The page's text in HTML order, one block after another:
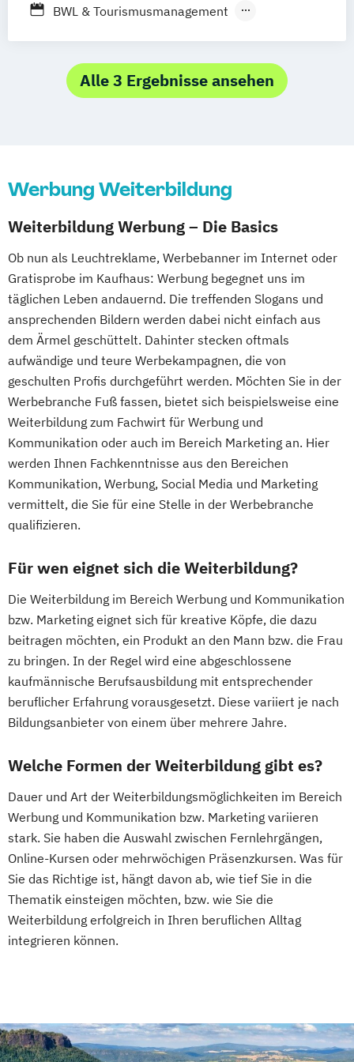
BWL & Tourismusmanagement
Marketing
Marketing & Sales Management
Alle 3 Ergebnisse ansehen
Werbung Weiterbildung
Weiterbildung Werbung – Die Basics
Ob nun als Leuchtreklame, Werbebanner im Internet oder
Gratisprobe im Kaufhaus: Werbung begegnet uns im
täglichen Leben andauernd. Die treffenden Slogans und
ansprechenden Bildern werden dabei nicht einfach aus
dem Ärmel geschüttelt. Dahinter stecken oftmals
aufwändige und teure Werbekampagnen, die von
geschulten Profis durchgeführt werden. Möchten Sie in der
Werbebranche Fuß fassen, bietet sich beispielsweise eine
Weiterbildung zum Fachwirt für Werbung und
Kommunikation oder auch im Bereich Marketing an. Hier
werden Ihnen Fachkenntnisse aus den Bereichen
Kommunikation, Werbung, Social Media und Marketing
vermittelt, die Sie für eine Stelle in der Werbebranche
qualifizieren.
Für wen eignet sich die Weiterbildung?
Die Weiterbildung im Bereich Werbung und Kommunikation
bzw. Marketing eignet sich für kreative Köpfe, die dazu
beitragen möchten, ein Produkt an den Mann bzw. die Frau
zu bringen. In der Regel wird eine abgeschlossene
kaufmännische Berufsausbildung mit entsprechender
beruflicher Erfahrung vorausgesetzt. Diese variiert je nach
Bildungsanbieter von einem über mehrere Jahre.
Welche Formen der Weiterbildung gibt es?
Dauer und Art der Weiterbildungsmöglichkeiten im Bereich
Werbung und Kommunikation bzw. Marketing variieren
stark. Sie haben die Auswahl zwischen Fernlehrgängen,
Online-Kursen oder mehrwöchigen Präsenzkursen. Was für
Sie das Richtige ist, hängt davon ab, wie tief Sie in die
Thematik einsteigen möchten, bzw. wie Sie die
Weiterbildung erfolgreich in Ihren beruflichen Alltag
integrieren können.